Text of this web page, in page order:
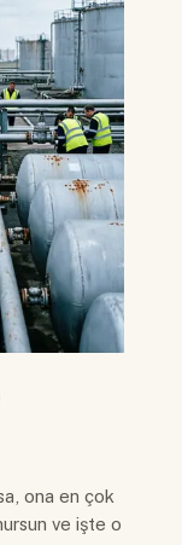
ona en çok
ve işte o